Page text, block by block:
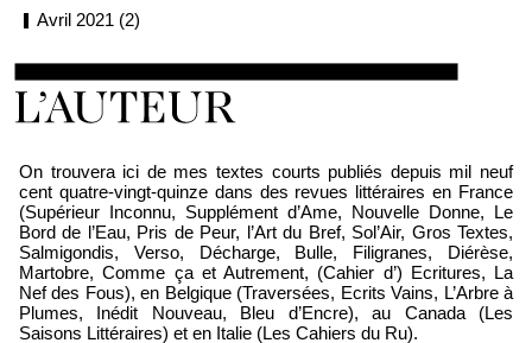
Avril 2021 (2)
On trouvera ici de mes textes courts publiés depuis mil neuf
cent quatre-vingt-quinze dans des revues littéraires en France
(Supérieur Inconnu, Supplément d’Ame, Nouvelle Donne, Le
Bord de l’Eau, Pris de Peur, l’Art du Bref, Sol’Air, Gros Textes,
Salmigondis, Verso, Décharge, Bulle, Filigranes, Diérèse,
Martobre, Comme ça et Autrement, (Cahier d’) Ecritures, La
Nef des Fous), en Belgique (Traversées, Ecrits Vains, L’Arbre à
Plumes, Inédit Nouveau, Bleu d’Encre), au Canada (Les
Saisons Littéraires) et en Italie (Les Cahiers du Ru).